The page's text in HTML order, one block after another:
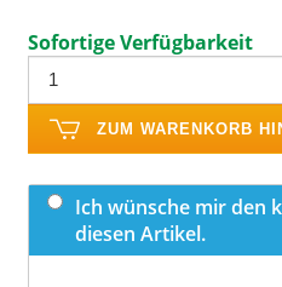
Sofortige Verfügbarkeit
ZUM WARENKORB
Ich wünsche mir den
diesen Artikel.